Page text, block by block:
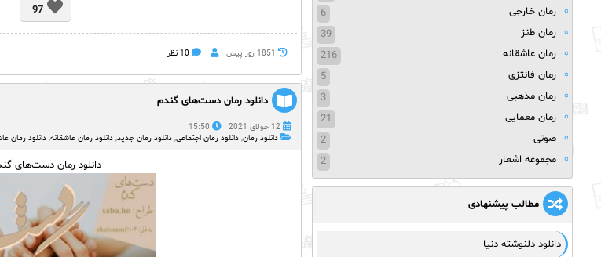
97
1851 روز پيش 10 نظر
دانلود رمان دست‌های گندم
12 جولای 2021
15:50
دانلود رمان, دانلود رمان اجتماعی, دانلود رمان جدید, دانلود رمان عاشقانه, دانلود رمان
دانلود رمان دست‌های
رمان خارجی
6
رمان طنز
39
رمان عاشقانه
216
رمان فانتزی
5
رمان مذهبی
3
رمان معمایی
21
صوتی
2
مجموعه اشعار
2
مطالب پیشنهادی
دانلود دلنوشته دنیا